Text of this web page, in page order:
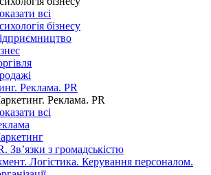
всі
бізнесу
Реклама. PR
Реклама. PR
всі
Зв’язки з громадськістю
Логістика. Керування персоналом.